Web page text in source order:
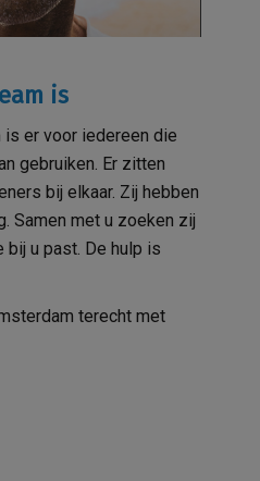
is
is er voor iedereen die
gebruiken. Er zitten
bij elkaar. Zij hebben
Samen met u zoeken zij
bij u past. De hulp is
terecht met